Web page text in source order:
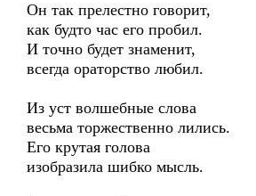
Он так прелестно говорит,
как будто час его пробил.
И точно будет знаменит,
всегда ораторство любил.
Из уст волшебные слова
весьма торжественно лились.
Его крутая голова
изобразила шибко мысль.